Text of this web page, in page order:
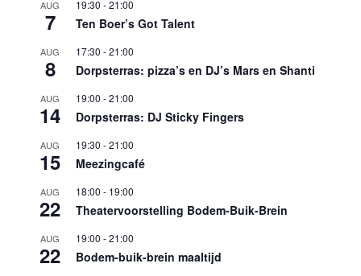
AUG
7
19:30 -21:00
Ten Boer’s Got Talent
AUG
8
17:30 -21:00
Dorpsterras: pizza’s en DJ’s Mars en Shanti
AUG
14
19:00 -21:00
Dorpsterras: DJ Sticky Fingers
AUG
15
19:30 -21:00
Meezingcafé
AUG
22
18:00 - 19:00
Theatervoorstelling Bodem-Buik-Brein
AUG
22
19:00 -21:00
Bodem-buik-brein maaltijd